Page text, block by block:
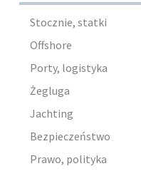
Stocznie, statki
Offshore
Porty, logistyka
Żegluga
Jachting
Bezpieczeństwo
Prawo, polityka